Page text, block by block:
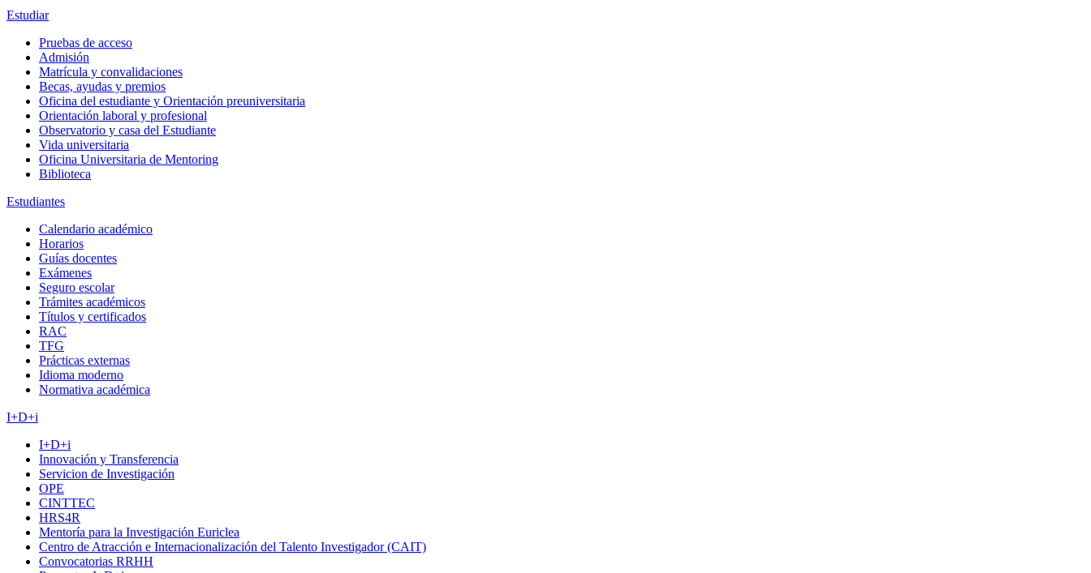
Estudiar
Pruebas de acceso
Admisión
Matrícula y convalidaciones
Becas, ayudas y premios
Oficina del estudiante y Orientación preuniversitaria
Orientación laboral y profesional
Observatorio y casa del Estudiante
Vida universitaria
Oficina Universitaria de Mentoring
Biblioteca
Estudiantes
Calendario académico
Horarios
Guías docentes
Exámenes
Seguro escolar
Trámites académicos
Títulos y certificados
RAC
TFG
Prácticas externas
Idioma moderno
Normativa académica
I+D+i
I+D+i
Innovación y Transferencia
Servicion de Investigación
OPE
CINTTEC
HRS4R
Mentoría para la Investigación Euriclea
Centro de Atracción e Internacionalización del Talento Investigador (CAIT)
Convocatorias RRHH